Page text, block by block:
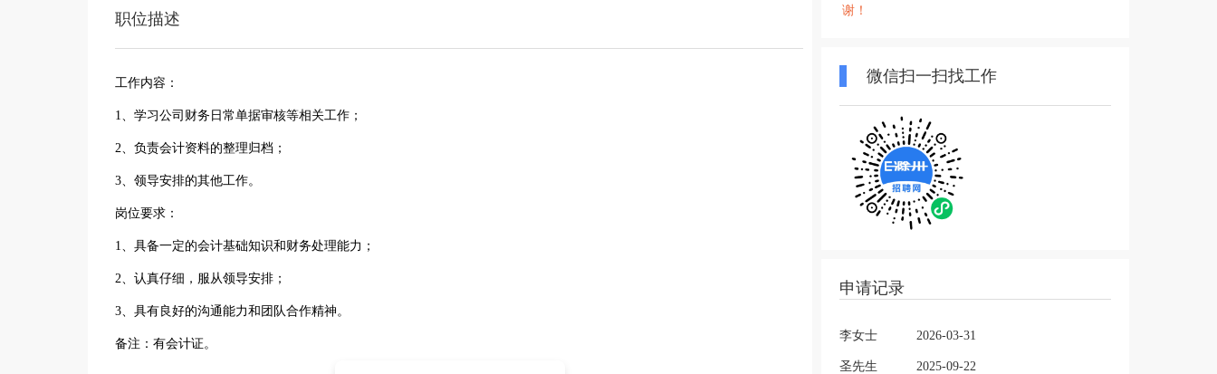
职位描述
工作内容：
1、学习公司财务日常单据审核等相关工作；
2、负责会计资料的整理归档；
3、领导安排的其他工作。
岗位要求：
1、具备一定的会计基础知识和财务处理能力；
2、认真仔细，服从领导安排；
3、具有良好的沟通能力和团队合作精神。
备注：有会计证。
谢！
微信扫一扫找工作
申请记录
李女士 2026-03-31
圣先生 2025-09-22